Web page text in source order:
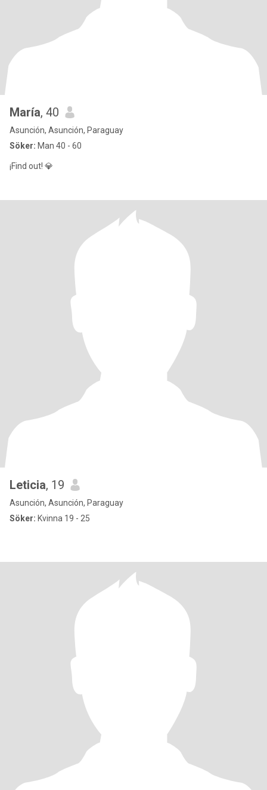
María, 40
Asunción, Asunción, Paraguay
Söker: Man 40 - 60
¡Find out! 💎
Leticia, 19
Asunción, Asunción, Paraguay
Söker: Kvinna 19 - 25